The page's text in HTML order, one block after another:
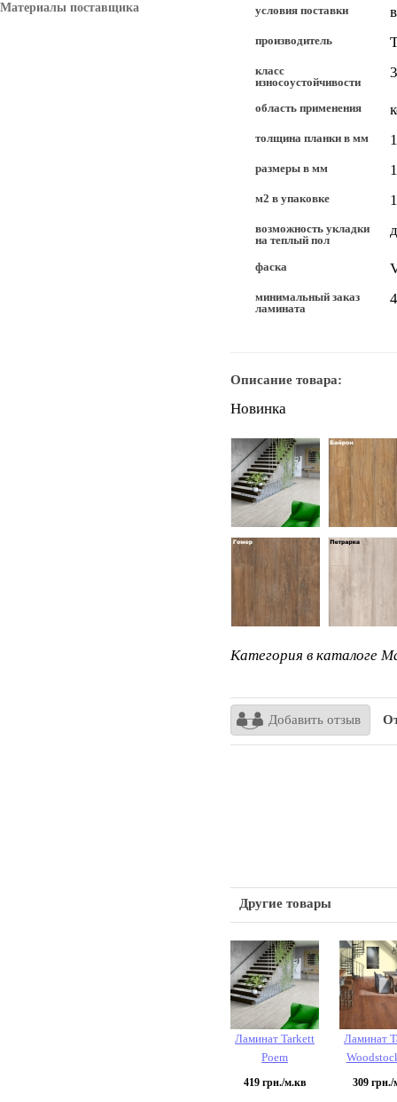
Материалы поставщика условия поставки
производитель
класс
износоустойчивости
область применения
толщина планки в мм
размеры в мм
м2 в упаковке
возможность укладки
на теплый пол
фаска
минимальный заказ
ламината
Описание товара:
Новинка
Категория в каталоге
Добавить отзыв
Другие товары
Ламинат Tarkett
Poem
419 грн./м.кв
Ламинат
309 грн./